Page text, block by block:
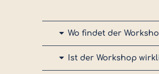
Wo findet der
Ist der Workshop